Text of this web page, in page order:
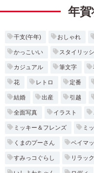
年
干支(午年) おしゃれ
かっこいい スタイリッ
カジュアル 筆文字
花 レトロ 定番
結婚 出産 引越
全面写真 イラスト
ミッキー＆フレンズ ミ
くまのプーさん ベイマ
すみっコぐらし リラッ